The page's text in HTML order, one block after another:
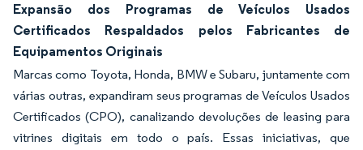
Expansão dos Programas de Veículos Usados
Certificados Respaldados pelos Fabricantes de
Equipamentos Originais
Marcas como Toyota, Honda, BMW e Subaru, juntamente com
várias outras, expandiram seus programas de Veículos Usados
Certificados (CPO), canalizando devoluções de leasing para
vitrines digitais em todo o país. Essas iniciativas, que